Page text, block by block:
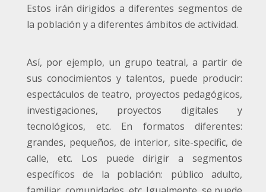
Estos irán dirigidos a diferentes segmentos de
la población y a diferentes ámbitos de actividad.
Así, por ejemplo, un grupo teatral, a partir de
sus conocimientos y talentos, puede producir:
espectáculos de teatro, proyectos pedagógicos,
investigaciones, proyectos digitales y
tecnológicos, etc. En formatos diferentes:
grandes, pequeños, de interior, site-specific, de
calle, etc. Los puede dirigir a segmentos
específicos de la población: público adulto,